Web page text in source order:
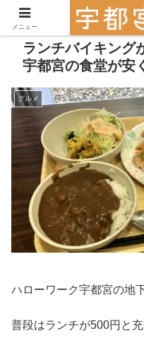
ランチバイキング
宇都宮の食堂が安
グルメ
ハローワーク宇都宮の地
普段はランチが500円と
メニュー